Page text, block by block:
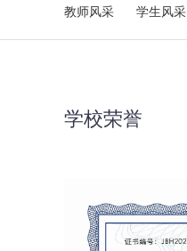
教师风采 学生风采
学校荣誉